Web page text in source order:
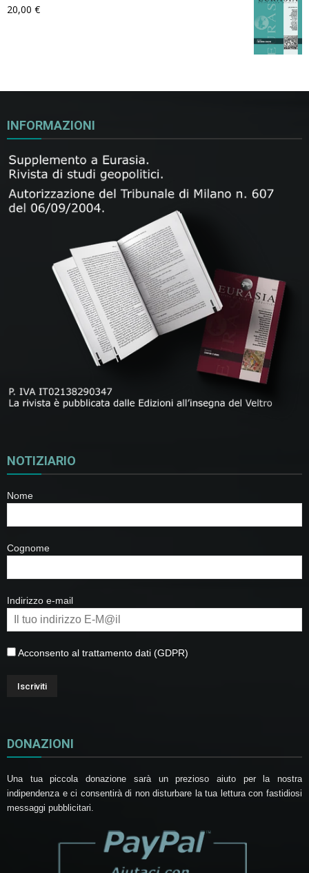
20,00 €
INFORMAZIONI
NOTIZIARIO
Nome
Cognome
Indirizzo e-mail
Acconsento al trattamento dati (GDPR)
DONAZIONI
Una tua piccola donazione sarà un prezioso aiuto per la nostra
indipendenza e ci consentirà di non disturbare la tua lettura con fastidiosi
messaggi pubblicitari.